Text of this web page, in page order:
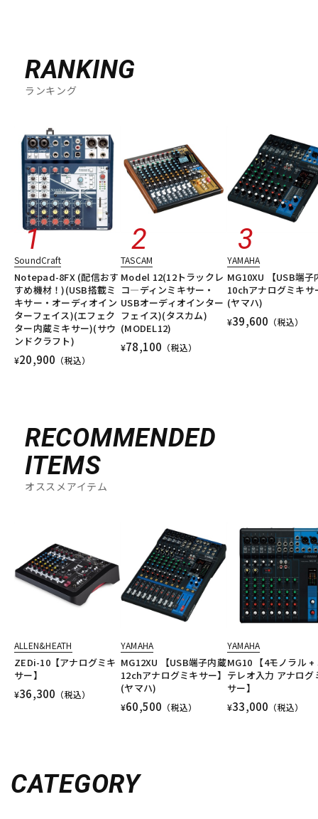
RANKING
ランキング
SoundCraft
Notepad-8FX (配信おす
すめ機材！)(USB搭載ミ
キサー・オーディオイン
ターフェイス)(エフェク
ター内蔵ミキサー)(サウ
ンドクラフト)
¥20,900 （税込）
TASCAM
Model 12(12トラックレ
コ―ディンミキサー・
USBオーディオインター
フェイス)(タスカム)
(MODEL12)
¥78,100 （税込）
YAMAHA
MG10XU 【USB端子
10chアナログミキサ
(ヤマハ)
¥39,600 （税込）
RECOMMENDED
ITEMS
オススメアイテム
ALLEN&HEATH
ZEDi-10【アナログミキ
サー】
¥36,300 （税込）
YAMAHA
MG12XU 【USB端子内蔵
12chアナログミキサー】
(ヤマハ)
¥60,500 （税込）
YAMAHA
MG10 【4モノラル +
テレオ入力 アナログ
サー】
¥33,000 （税込）
CATEGORY